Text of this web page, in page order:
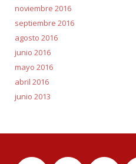
noviembre 2016
septiembre 2016
agosto 2016
junio 2016
mayo 2016
abril 2016
junio 2013